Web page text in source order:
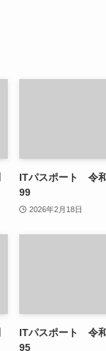
ITパスポート 令
99
2026年2月18日
ITパスポート 令
95